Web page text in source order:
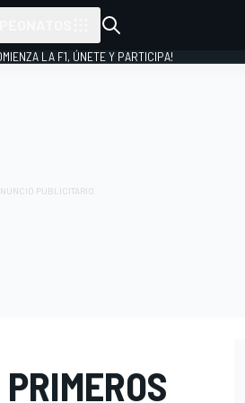
LA F1, ÚNETE Y PARTICIPA!